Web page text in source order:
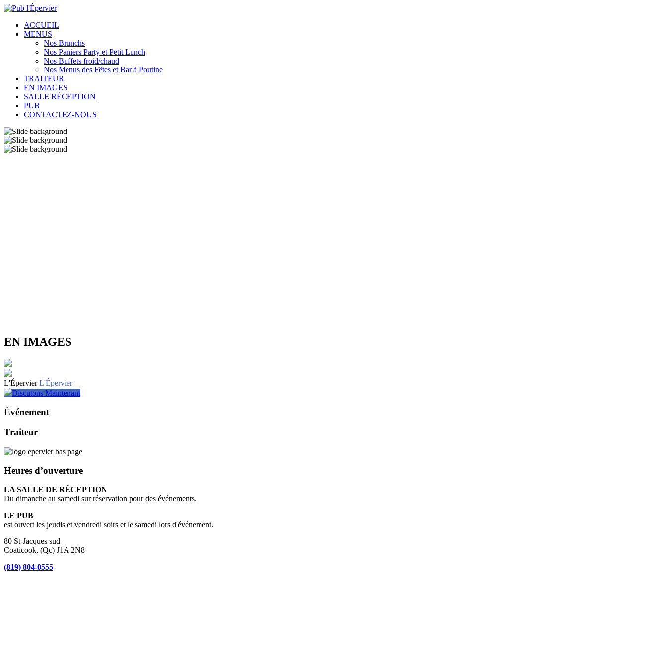
ACCUEIL
MENUS
Nos Brunchs
Nos Paniers Party et Petit Lunch
Nos Buffets froid/chaud
Nos Menus des Fêtes et Bar à Poutine
TRAITEUR
EN IMAGES
SALLE RÉCEPTION
PUB
CONTACTEZ-NOUS
EN IMAGES
L'Épervier L'Épervier
Discutons Maintenant
Événement
Traiteur
Heures d’ouverture
LA SALLE DE RÉCEPTION
Du dimanche au samedi sur réservation pour des événements.
LE PUB
est ouvert les jeudis et vendredi soirs et le samedi lors d'événement.
80 St-Jacques sud
Coaticook, (Qc) J1A 2N8
(819) 804-0555